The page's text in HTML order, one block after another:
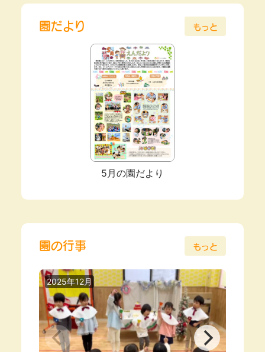
園だより もっと
5月の園だより
園の行事 もっと
2025年12月